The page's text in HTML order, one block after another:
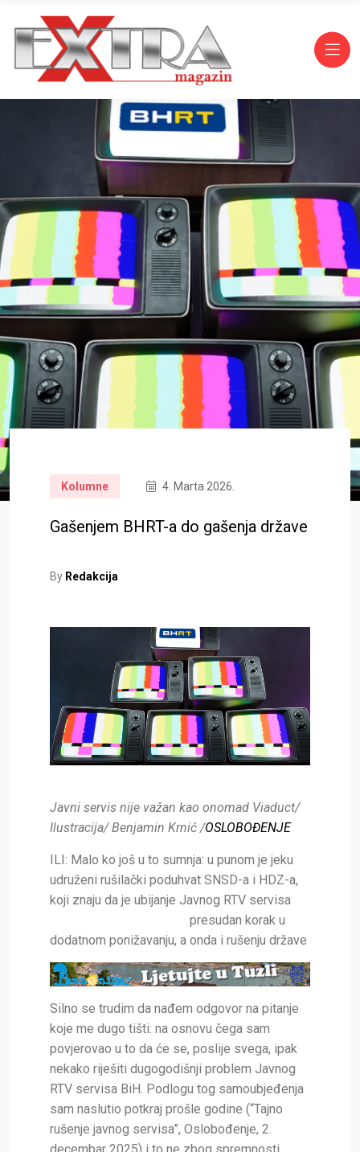
Kolumne 4. Marta 2026.
Gašenjem BHRT-a do gašenja države
By Redakcija
Javni servis nije važan kao onomad Viaduct/
Ilustracija/ Benjamin Krnić /OSLOBOĐENJE
ILI: Malo ko još u to sumnja: u punom je jeku
udruženi rušilački poduhvat SNSD-a i HDZ-a,
koji znaju da je ubijanje Javnog RTV servisa
presudan korak u
dodatnom ponižavanju, a onda i rušenju države
Silno se trudim da nađem odgovor na pitanje
koje me dugo tišti: na osnovu čega sam
povjerovao u to da će se, poslije svega, ipak
nekako riješiti dugogodišnji problem Javnog
RTV servisa BiH. Podlogu tog samoubjeđenja
sam naslutio potkraj prošle godine (“Tajno
rušenje javnog servisa”, Oslobođenje, 2.
decembar 2025) i to ne zbog spremnosti